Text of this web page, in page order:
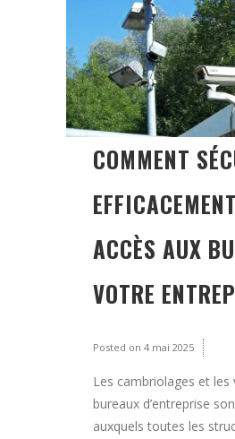
COMMENT
ACCÈS AUX
VOTRE
Posted on 4 mai 2025
Les cambriolages et les
bureaux d’entreprise
auxquels toutes les